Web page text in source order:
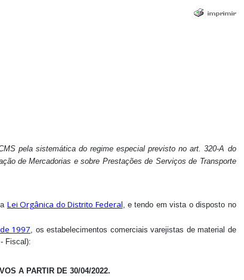
pela sistemática do regime especial previsto no art. 320-A do
de Mercadorias e sobre Prestações de Serviços de Transporte
Lei Orgânica do Distrito Federal, e tendo em vista o disposto no
1997, os estabelecimentos comerciais varejistas de material de
Fiscal):
A PARTIR DE 30/04/2022.